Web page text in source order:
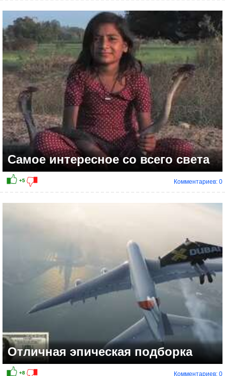
Самое интересное со всего света
Комментариев: 0
Отличная эпическая подборка
Комментариев: 0